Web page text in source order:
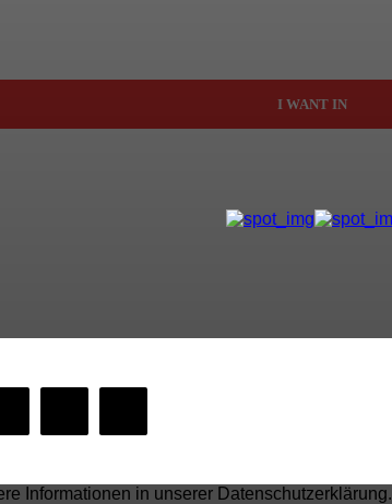
I WANT IN
Informationen in unserer Datenschutzerklärung.